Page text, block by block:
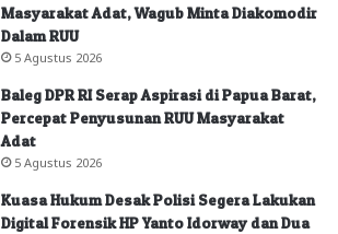
Masyarakat Adat, Wagub Minta Diakomodir
Dalam RUU
5 Agustus 2026
Baleg DPR RI Serap Aspirasi di Papua Barat,
Percepat Penyusunan RUU Masyarakat
Adat
5 Agustus 2026
Kuasa Hukum Desak Polisi Segera Lakukan
Digital Forensik HP Yanto Idorway dan Dua